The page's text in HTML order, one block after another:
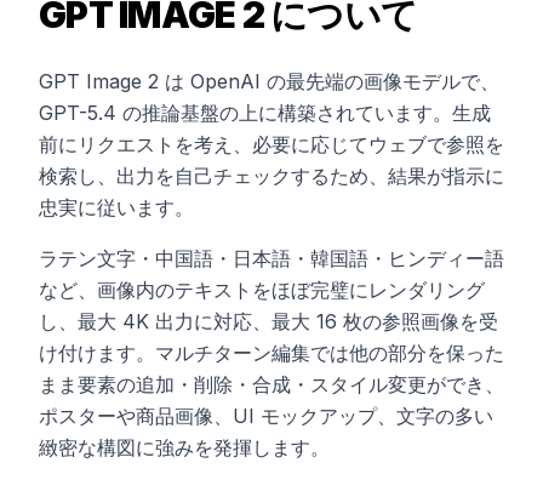
GPT IMAGE 2 について
GPT Image 2 は OpenAI の最先端の画像モデルで、
GPT-5.4 の推論基盤の上に構築されています。生成
前にリクエストを考え、必要に応じてウェブで参照を
検索し、出力を自己チェックするため、結果が指示に
忠実に従います。
ラテン文字・中国語・日本語・韓国語・ヒンディー語
など、画像内のテキストをほぼ完璧にレンダリング
し、最大 4K 出力に対応、最大 16 枚の参照画像を受
け付けます。マルチターン編集では他の部分を保った
まま要素の追加・削除・合成・スタイル変更ができ、
ポスターや商品画像、UI モックアップ、文字の多い
緻密な構図に強みを発揮します。